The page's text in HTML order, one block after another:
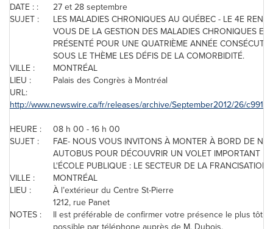
DATE : :
27 et 28 septembre
SUJET :
LES MALADIES CHRONIQUES AU QUÉBEC - LE 4E
VOUS DE LA GESTION DES MALADIES CHRONIQUES EST
PRÉSENTÉ POUR UNE QUATRIÈME ANNÉE
SOUS LE THÈME LES DÉFIS DE LA COMORBIDITÉ.
VILLE :
MONTRÉAL
LIEU :
Palais des Congrès à Montréal
URL:
http://www.newswire.ca/fr/releases/archive/September2012/26/
HEURE :
08 h 00 - 16 h 00
SUJET :
FAE- NOUS VOUS INVITONS À MONTER À BORD DE
AUTOBUS POUR DÉCOUVRIR UN VOLET IMPORTANT DE
L'ÉCOLE PUBLIQUE : LE SECTEUR DE LA FRANCISATION.
VILLE :
MONTRÉAL
LIEU :
À l’extérieur du Centre St-Pierre
1212, rue Panet
NOTES :
Il est préférable de confirmer votre présence le plus tôt